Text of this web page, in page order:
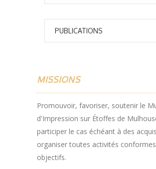
PUBLICATIONS
MISSIONS
Promouvoir, favoriser, soutenir le
d'Impression sur Étoffes de
participer le cas échéant à des
organiser toutes activités
objectifs.